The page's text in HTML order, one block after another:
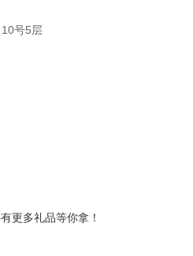
号5层
更多礼品等你拿！